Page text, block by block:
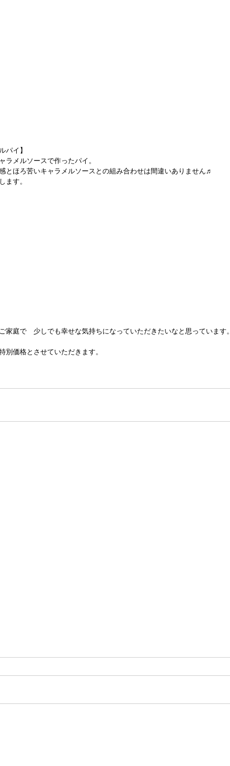
パイ】
ラメルソースで作ったパイ。
とほろ苦いキャラメルソースとの組み合わせは間違いありません♬
ます。
家庭で　少しでも幸せな気持ちになっていただきたいなと思っています。
別価格とさせていただきます。